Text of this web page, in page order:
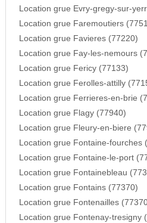
Location grue Evry-gregy-sur-
Location grue Faremoutiers
Location grue Favieres (77220)
Location grue Fay-les-nemours
Location grue Fericy (77133)
Location grue Ferolles-attilly
Location grue Ferrieres-en-brie
Location grue Flagy (77940)
Location grue Fleury-en-biere
Location grue Fontaine-fourches
Location grue Fontaine-le-port
Location grue Fontainebleau
Location grue Fontains (77370)
Location grue Fontenailles
Location grue Fontenay-tresigny